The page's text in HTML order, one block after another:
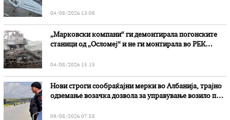
04/08/2026 13:08
„Марковски компани“ ги демонтирала погонските
станици од „Осломеј“ и не ги монтирала во РЕК
04/08/2026 15:15
Нови строги сообраќајни мерки во Aлбанија, трајно
одземање возачка дозвола за управување возило под
09/08/2026 07:58